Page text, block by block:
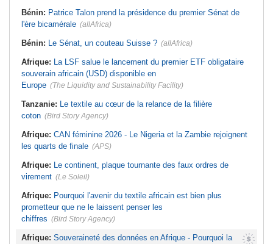
France la restitution du crâne de
Bokar Biro et de trois de ses
proches
premier président
l'environnement - La Roots Wild
Foundation distinguée au Grand Prix
Nelson Mandela
calcinée à Moknine après le
rétablissement du courant
premier tour, le Club Africain hérite
Tunisie:Crise sanitaire au pays -
incontrôlable d'Ebola
Bénin: Patrice Talon prend la présidence du premier Sénat de
l'ère bicamérale (allAfrica)
Bénin: Le Sénat, un couteau Suisse ? (allAfrica)
Afrique: La LSF salue le lancement du premier ETF obligataire
souverain africain (USD) disponible en
Europe (The Liquidity and Sustainability Facility)
Tanzanie: Le textile au cœur de la relance de la filière
coton (Bird Story Agency)
Afrique: CAN féminine 2026 - Le Nigeria et la Zambie rejoignent
les quarts de finale (APS)
Afrique: Le continent, plaque tournante des faux ordres de
virement (Le Soleil)
Afrique: Pourquoi l'avenir du textile africain est bien plus
prometteur que ne le laissent penser les
chiffres (Bird Story Agency)
Afrique: Souveraineté des données en Afrique - Pourquoi la